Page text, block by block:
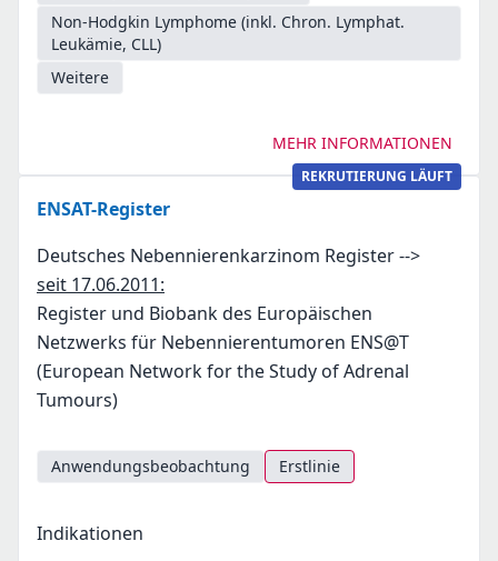
Non-Hodgkin Lymphome (inkl. Chron. Lymphat.
Leukämie, CLL)
Weitere
MEHR INFORMATIONEN
REKRUTIERUNG LÄUFT
ENSAT-Register
Deutsches Nebennierenkarzinom Register -->
seit 17.06.2011:
Register und Biobank des Europäischen
Netzwerks für Nebennierentumoren ENS@T
(European Network for the Study of Adrenal
Tumours)
Anwendungsbeobachtung Erstlinie
Indikationen